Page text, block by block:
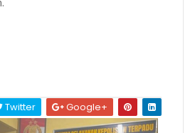
Twitter Google+